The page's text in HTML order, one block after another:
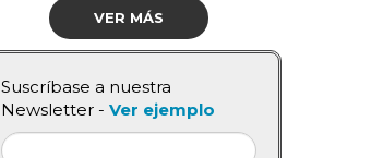
VER MÁS
Suscríbase a nuestra
Newsletter - Ver ejemplo